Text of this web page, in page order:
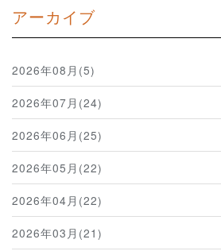
アーカイブ
2026年08月(5)
2026年07月(24)
2026年06月(25)
2026年05月(22)
2026年04月(22)
2026年03月(21)